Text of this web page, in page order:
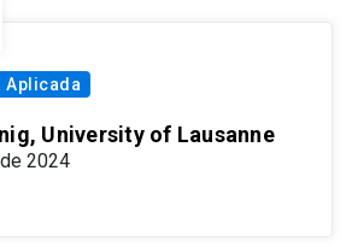
Aplicada
University of Lausanne
2024